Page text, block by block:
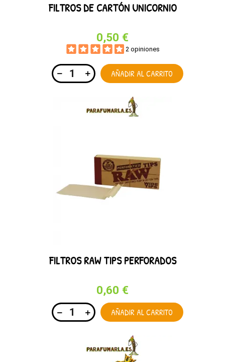
FILTROS DE CARTÓN UNICORNIO
0,50 €
2 opiniones
AÑADIR AL CARRITO
FILTROS RAW TIPS PERFORADOS
0,60 €
AÑADIR AL CARRITO